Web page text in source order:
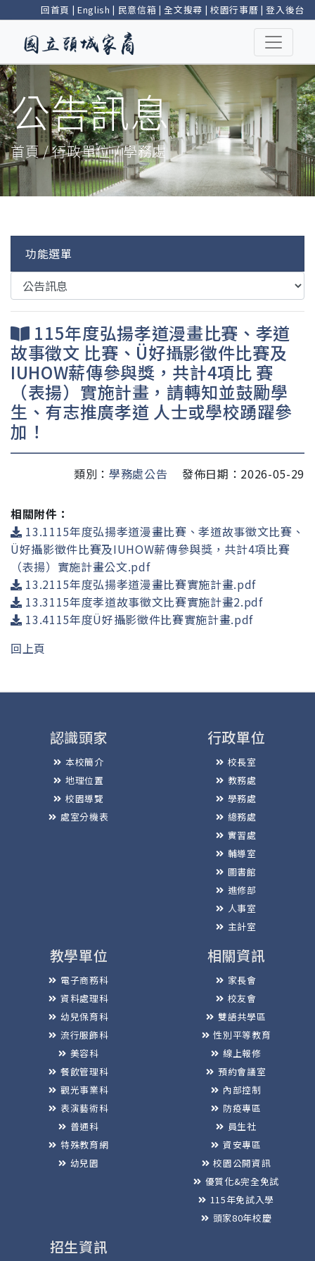
回首頁 | English | 民意信箱 |全文搜尋 | 校園行事曆 |登入後台
公告訊息
首頁 / 行政單位 / 學務處
功能選單
115年度弘揚孝道漫畫比賽、孝道
故事徵文 比賽、Ü好攝影徵件比賽及
IUHOW薪傳參與獎，共計4項比 賽
（表揚）實施計畫，請轉知並鼓勵學
生、有志推廣孝道 人士或學校踴躍參
加！
類別： 學務處公告 發佈日期：2026-05-29
相關附件：
13.1115年度弘揚孝道漫畫比賽、孝道故事徵文比賽、
Ü好攝影徵件比賽及IUHOW薪傳參與獎，共計4項比賽
（表揚）實施計畫公文.pdf
13.2115年度弘揚孝道漫畫比賽實施計畫.pdf
13.3115年度孝道故事徵文比賽實施計畫2.pdf
13.4115年度Ü好攝影徵件比賽實施計畫.pdf
回上頁
認識頭家
本校簡介
地理位置
校園導覽
處室分機表
行政單位
校長室
教務處
學務處
總務處
實習處
輔導室
圖書館
進修部
人事室
主計室
教學單位
電子商務科
資料處理科
幼兒保育科
流行服飾科
美容科
餐飲管理科
觀光事業科
表演藝術科
普通科
特殊教育網
幼兒園
相關資訊
家長會
校友會
雙語共學區
性別平等教育
線上報修
預約會議室
內部控制
防疫專區
員生社
資安專區
校園公開資訊
優質化&完全免試
115年免試入學
頭家80年校慶
招生資訊